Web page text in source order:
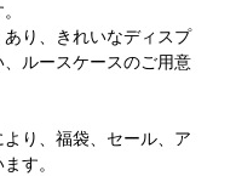
り、きれいなディスプ
ルースケースのご用意
り、福袋、セール、ア
す。